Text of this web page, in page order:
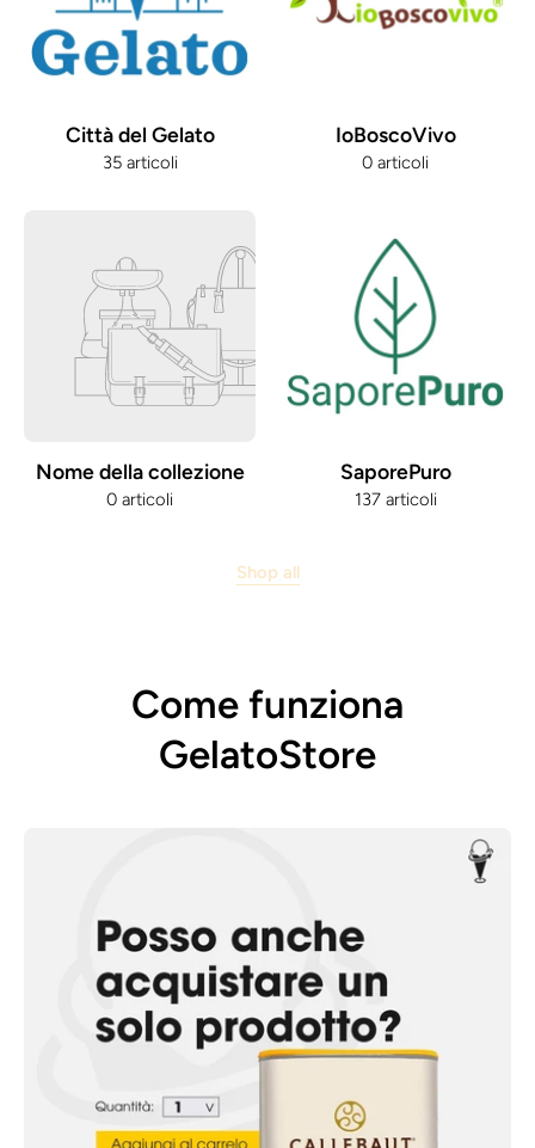
Città del Gelato
35 articoli
IoBoscoVivo
0 articoli
Nome della collezione
0 articoli
SaporePuro
137 articoli
Shop all
Come funziona
GelatoStore